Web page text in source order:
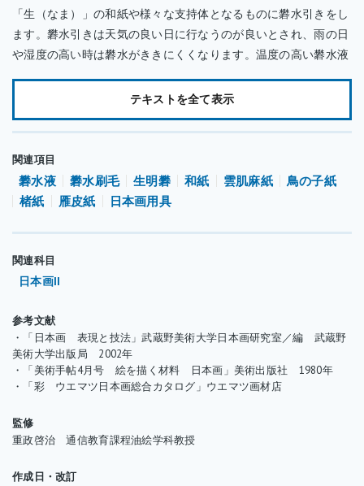
「生（なま）」の和紙や様々な支持体となるものに礬水引きをし
ます。礬水引きは天気の良い日に行なうのが良いとされ、雨の日
や湿度の高い時は礬水がききにくくなります。温度の高い礬水液
ます。ききにくい場合は温度の高い礬水液を引きます。
礬水引きの手順は、毛氈（もうせん）や毛布などの上に和紙を広
げます。和紙が内巻状態の場合は無理に広げず礬水引きを行なう
ことで自然に内巻きが広がります。和紙の表面上部端から礬水液
を含ませた巾の広い刷毛で一定方向に引きます。一回目の礬水引
っぷりと含ませます。和紙への含みを一定に刷毛跡は、かすれな
いようにします。礬水液の含みが少なくなったら再度、礬水液を
刷毛に含ませます。刷毛跡の重なる部分は多くなく、また隙間が
裏面に同様に礬水を引きます。二回目からは、さほど浸透しない
ので礬水液は少なめで良いです。（表裏表と順に引くのが最も良
いとされます。）
薄美濃紙、絵絹に引く場合は二倍程度に薄めた礬水液を使用し、
テキストを全て表示
関連項目
礬水液 礬水刷毛 生明礬 和紙 雲肌麻紙
鳥の子紙
楮紙
雁皮紙 日本画用具
関連科目
日本画II
参考文献
・「日本画 表現と技法」武蔵野美術大学日本画研究室／編 武蔵野
美術大学出版局 2002年
・「美術手帖4月号 絵を描く材料 日本画」美術出版社 1980年
・「彩 ウエマツ日本画総合カタログ」ウエマツ画材店
監修
重政啓治 通信教育課程油絵学科教授
作成日・改訂